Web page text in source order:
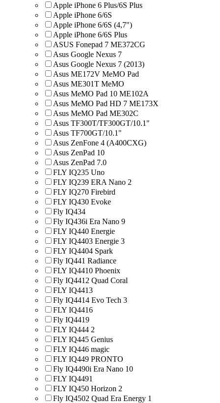
Apple iPhone 6 Plus/6S Plus
Apple iPhone 6/6S
Apple iPhone 6/6S (4,7")
Apple iPhone 6/6S Plus
ASUS Fonepad 7 ME372CG
Asus Google Nexus 7
Asus Google Nexus 7 (2013)
Asus ME172V MeMO Pad
Asus ME301T MeMO
Asus MeMO Pad 10 ME102A
Asus MeMO Pad HD 7 ME173X
Asus MeMO Pad ME302C
Asus TF300T/TF300GT/10.1"
Asus TF700GT/10.1"
Asus ZenFone 4 (A400CXG)
Asus ZenPad 10
Asus ZenPad 7.0
FLY IQ235 Uno
FLY IQ239 ERA Nano 2
FLY IQ270 Firebird
FLY IQ430 Evoke
Fly IQ434
Fly IQ436i Era Nano 9
FLY IQ440 Energie
FLY IQ4403 Energie 3
FLY IQ4404 Spark
Fly IQ441 Radiance
FLY IQ4410 Phoenix
Fly IQ4412 Quad Coral
FLY IQ4413
Fly IQ4414 Evo Tech 3
FLY IQ4416
Fly IQ4419
FLY IQ444 2
FLY IQ445 Genius
FLY IQ446 magic
FLY IQ449 PRONTO
Fly IQ4490i Era Nano 10
FLY IQ4491
FLY IQ450 Horizon 2
Fly IQ4502 Quad Era Energy 1